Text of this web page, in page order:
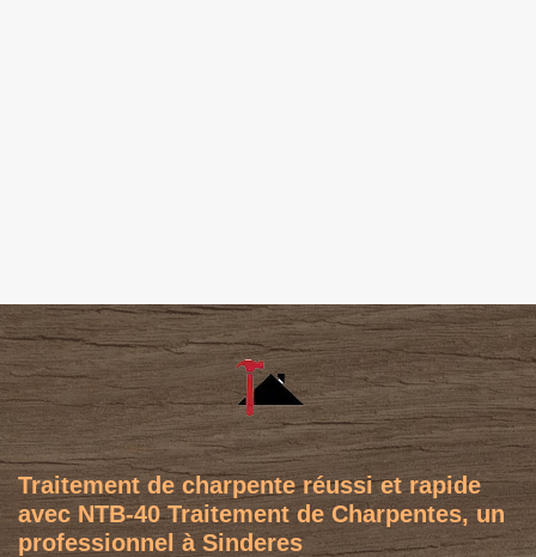
Traitement de charpente réussi et rapide
avec NTB-40 Traitement de Charpentes, un
professionnel à Sinderes